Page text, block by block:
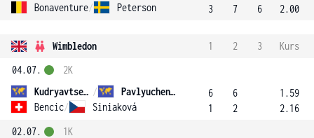
Bonaventure/ Peterson
3
7
6
2.00
Wimbledon 1 2 3
Kurs
04.07.
Kudryavtseva /
Pavlyuchenkova
Bencic/ Siniaková
2K
6
1
6
2
1.59
2.16
02.07.
1K